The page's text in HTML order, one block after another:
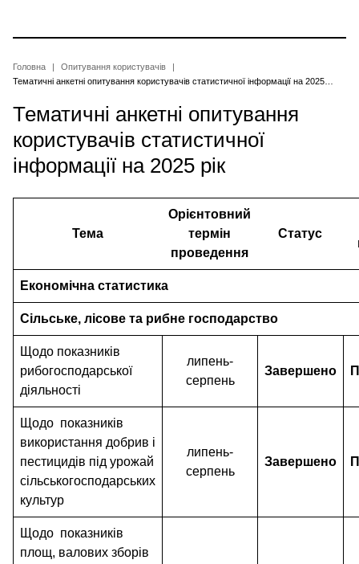
основного
Рядок
навіґації
Головна
Опитування користувачів
Тематичні анкетні опитування
користувачів статистичної
інформації на 2025 рік
Тема
Орієнтовний
термін
проведення
Статус
Економічна статистика
Сільське, лісове та рибне господарство
Щодо показників
рибогосподарської
діяльності
липень-
серпень
Завершено
Щодо показників
використання добрив і
пестицидів під урожай
сільськогосподарських
культур
липень-
серпень
Завершено
Щодо показників
площ, валових зборів